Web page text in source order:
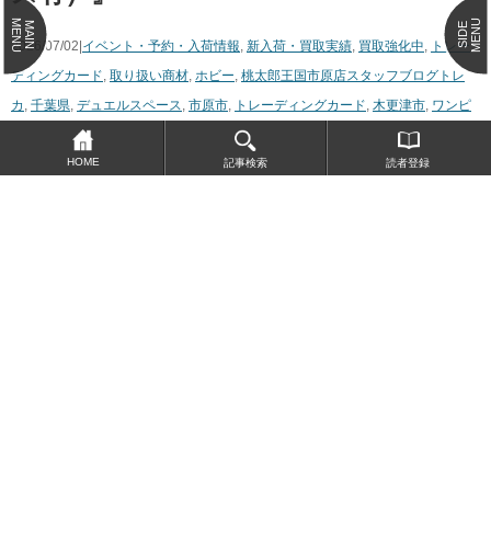
2026/07/02| イベント・予約・入荷情報, 新入荷・買取実績, 買取強化中, トレー
ディングカード, 取り扱い商材, ホビー, 桃太郎王国市原店スタッフブログ トレ
カ , 千葉県, デュエルスペース, 市原市, トレーディングカード, 木更津市, ワンピ
ースカードゲーム
千葉市緑区, コミパラ
OP08-118 シルバーズ・レイリー
MAIN
MENU SIDEMENU
HOME 記事検索 読者登録